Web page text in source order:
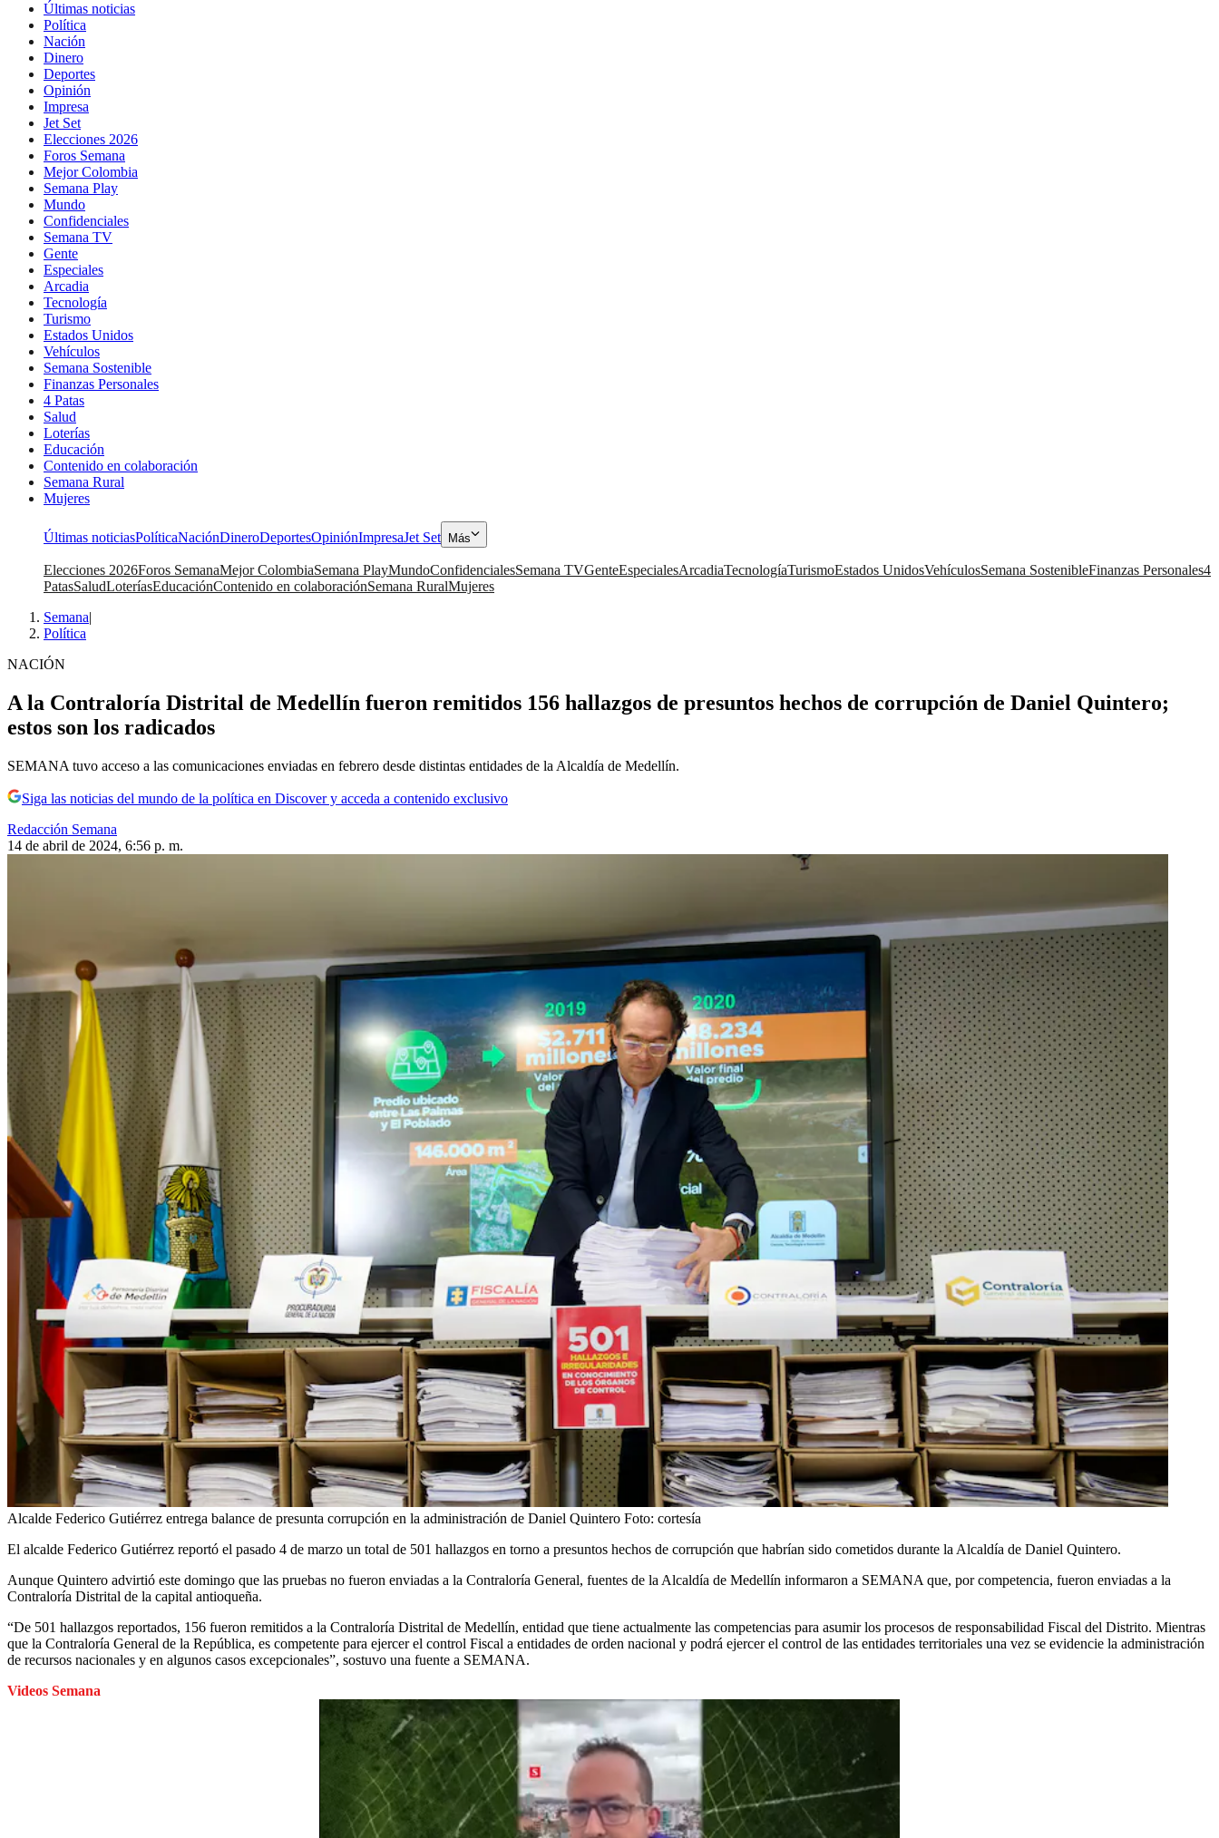
Últimas noticias
Política
Nación
Dinero
Deportes
Opinión
Impresa
Jet Set
Elecciones 2026
Foros Semana
Mejor Colombia
Semana Play
Mundo
Confidenciales
Semana TV
Gente
Especiales
Arcadia
Tecnología
Turismo
Estados Unidos
Vehículos
Semana Sostenible
Finanzas Personales
4 Patas
Salud
Loterías
Educación
Contenido en colaboración
Semana Rural
Mujeres
Últimas noticiasPolíticaNaciónDineroDeportesOpiniónImpresaJet Set Más
Elecciones 2026Foros SemanaMejor ColombiaSemana PlayMundoConfidencialesSemana TVGenteEspecialesArcadiaTecnologíaTurismoEstados UnidosVehículosSemana SostenibleFinanzas Personales4
PatasSaludLoteríasEducaciónContenido en colaboraciónSemana RuralMujeres
Semana|
Política
NACIÓN
A la Contraloría Distrital de Medellín fueron remitidos 156 hallazgos de presuntos hechos de corrupción de Daniel Quintero;
estos son los radicados
SEMANA tuvo acceso a las comunicaciones enviadas en febrero desde distintas entidades de la Alcaldía de Medellín.
Siga las noticias del mundo de la política en Discover y acceda a contenido exclusivo
Redacción Semana
14 de abril de 2024, 6:56 p. m.
Alcalde Federico Gutiérrez entrega balance de presunta corrupción en la administración de Daniel Quintero Foto: cortesía
El alcalde Federico Gutiérrez reportó el pasado 4 de marzo un total de 501 hallazgos en torno a presuntos hechos de corrupción que habrían sido cometidos durante la Alcaldía de Daniel Quintero.
Aunque Quintero advirtió este domingo que las pruebas no fueron enviadas a la Contraloría General, fuentes de la Alcaldía de Medellín informaron a SEMANA que, por competencia, fueron enviadas a la
Contraloría Distrital de la capital antioqueña.
“De 501 hallazgos reportados, 156 fueron remitidos a la Contraloría Distrital de Medellín, entidad que tiene actualmente las competencias para asumir los procesos de responsabilidad Fiscal del Distrito. Mientras
que la Contraloría General de la República, es competente para ejercer el control Fiscal a entidades de orden nacional y podrá ejercer el control de las entidades territoriales una vez se evidencie la administración
de recursos nacionales y en algunos casos excepcionales”, sostuvo una fuente a SEMANA.
Videos Semana